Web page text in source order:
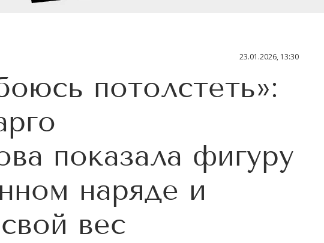
23.01.2026, 13:30
потолстеть»:
показала фигуру
наряде и
вес